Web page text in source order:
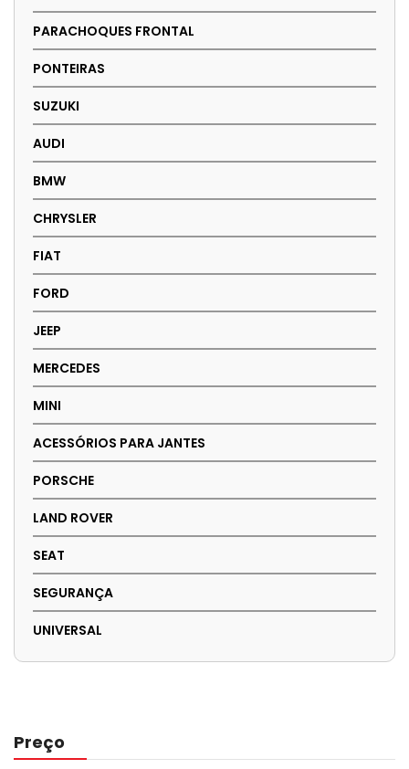
PARACHOQUES FRONTAL
PONTEIRAS
SUZUKI
AUDI
BMW
CHRYSLER
FIAT
FORD
JEEP
MERCEDES
MINI
ACESSÓRIOS PARA JANTES
PORSCHE
LAND ROVER
SEAT
SEGURANÇA
UNIVERSAL
Preço